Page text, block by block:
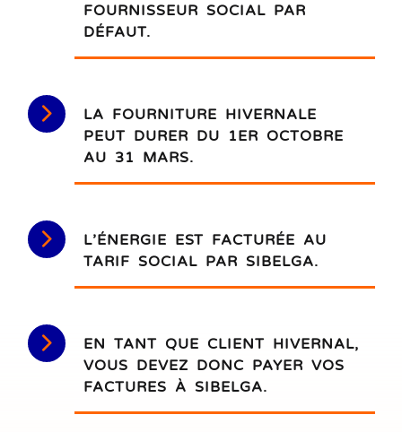
FOURNISSEUR SOCIAL PAR
DÉFAUT.
LA FOURNITURE HIVERNALE
PEUT DURER DU 1ER OCTOBRE
AU 31 MARS.
L’ÉNERGIE EST FACTURÉE AU
TARIF SOCIAL PAR SIBELGA.
EN TANT QUE CLIENT HIVERNAL,
VOUS DEVEZ DONC PAYER VOS
FACTURES À SIBELGA.